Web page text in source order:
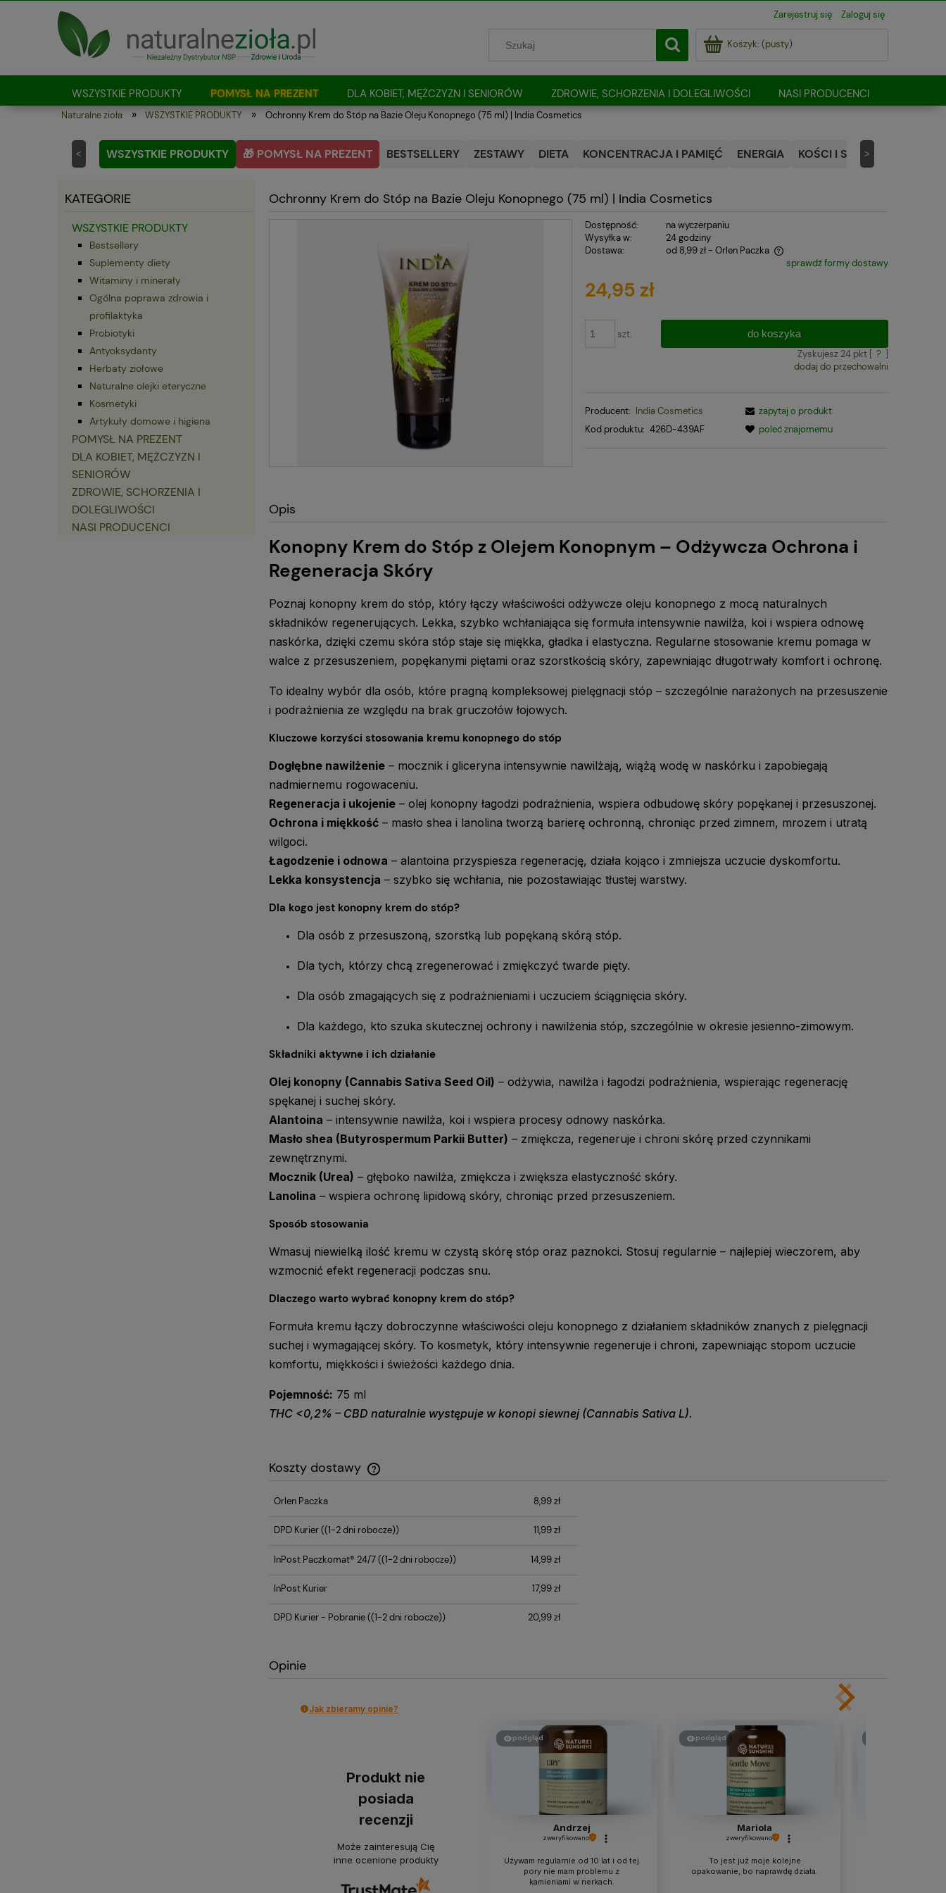
Zarejestruj się Zaloguj się
Koszyk: (pusty)
WSZYSTKIE PRODUKTY POMYSŁ NA PREZENT DLA KOBIET, MĘŻCZYZN I SENIORÓW ZDROWIE, SCHORZENIA I DOLEGLIWOŚCI
NASI PRODUCENCI
Jak kupować?
Naturalne zioła » WSZYSTKIE PRODUKTY » Ochronny Krem do Stóp na Bazie Oleju Konopnego (75 ml) | India Cosmetics
WSZYSTKIE PRODUKTY 🎁 POMYSŁ NA PREZENT BESTSELLERY ZESTAWY DIETA KONCENTRACJA I PAMIĘĆ ENERGIA KOŚCI I STAWY
< >
KATEGORIE
WSZYSTKIE PRODUKTY
Bestsellery
Suplementy diety
Witaminy i minerały
Ogólna poprawa zdrowia i
profilaktyka
Probiotyki
Antyoksydanty
Herbaty ziołowe
Naturalne olejki eteryczne
Kosmetyki
Artykuły domowe i higiena
POMYSŁ NA PREZENT
DLA KOBIET, MĘŻCZYZN I
SENIORÓW
ZDROWIE, SCHORZENIA I
DOLEGLIWOŚCI
NASI PRODUCENCI
Ochronny Krem do Stóp na Bazie Oleju Konopnego (75 ml) | India Cosmetics
Dostępność:
na wyczerpaniu
Wysyłka w:
24 godziny
Dostawa:
od 8,99 zł - Orlen Paczka
Cena nie zawiera ewentualnych kosztów
płatności
sprawdź formy dostawy
24,95 zł
szt.
do koszyka
Zyskujesz 24pkt [ ? ]
dodaj do przechowalni
Producent: India Cosmetics
Kod produktu: 426D-439AF
zapytaj o produkt
poleć znajomemu
Opis
Konopny Krem do Stóp z Olejem Konopnym – Odżywcza Ochrona i
Regeneracja Skóry
Poznaj konopny krem do stóp, który łączy właściwości odżywcze oleju konopnego z mocą naturalnych
składników regenerujących. Lekka, szybko wchłaniająca się formuła intensywnie nawilża, koi i wspiera odnowę
naskórka, dzięki czemu skóra stóp staje się miękka, gładka i elastyczna. Regularne stosowanie kremu pomaga w
walce z przesuszeniem, popękanymi piętami oraz szorstkością skóry, zapewniając długotrwały komfort i ochronę.
To idealny wybór dla osób, które pragną kompleksowej pielęgnacji stóp – szczególnie narażonych na przesuszenie
i podrażnienia ze względu na brak gruczołów łojowych.
Kluczowe korzyści stosowania kremu konopnego do stóp
Dogłębne nawilżenie – mocznik i gliceryna intensywnie nawilżają, wiążą wodę w naskórku i zapobiegają
nadmiernemu rogowaceniu.
Regeneracja i ukojenie – olej konopny łagodzi podrażnienia, wspiera odbudowę skóry popękanej i przesuszonej.
Ochrona i miękkość – masło shea i lanolina tworzą barierę ochronną, chroniąc przed zimnem, mrozem i utratą
wilgoci.
Łagodzenie i odnowa – alantoina przyspiesza regenerację, działa kojąco i zmniejsza uczucie dyskomfortu.
Lekka konsystencja – szybko się wchłania, nie pozostawiając tłustej warstwy.
Dla kogo jest konopny krem do stóp?
Dla osób z przesuszoną, szorstką lub popękaną skórą stóp.
Dla tych, którzy chcą zregenerować i zmiękczyć twarde pięty.
Dla osób zmagających się z podrażnieniami i uczuciem ściągnięcia skóry.
Dla każdego, kto szuka skutecznej ochrony i nawilżenia stóp, szczególnie w okresie jesienno-zimowym.
Składniki aktywne i ich działanie
Olej konopny (Cannabis Sativa Seed Oil) – odżywia, nawilża i łagodzi podrażnienia, wspierając regenerację
spękanej i suchej skóry.
Alantoina – intensywnie nawilża, koi i wspiera procesy odnowy naskórka.
Masło shea (Butyrospermum Parkii Butter) – zmiękcza, regeneruje i chroni skórę przed czynnikami
zewnętrznymi.
Mocznik (Urea) – głęboko nawilża, zmiękcza i zwiększa elastyczność skóry.
Lanolina – wspiera ochronę lipidową skóry, chroniąc przed przesuszeniem.
Sposób stosowania
Wmasuj niewielką ilość kremu w czystą skórę stóp oraz paznokci. Stosuj regularnie – najlepiej wieczorem, aby
wzmocnić efekt regeneracji podczas snu.
Dlaczego warto wybrać konopny krem do stóp?
Formuła kremu łączy dobroczynne właściwości oleju konopnego z działaniem składników znanych z pielęgnacji
suchej i wymagającej skóry. To kosmetyk, który intensywnie regeneruje i chroni, zapewniając stopom uczucie
komfortu, miękkości i świeżości każdego dnia.
Pojemność: 75 ml
THC <0,2% – CBD naturalnie występuje w konopi siewnej (Cannabis Sativa L).
Koszty dostawy
Cena nie zawiera ewentualnych kosztów
Orlen Paczka 8,99 zł
DPD Kurier((1-2 dni robocze)) 11,99 zł
InPost Paczkomat® 24/7((1-2 dni robocze)) 14,99 zł
InPost Kurier 17,99 zł
DPD Kurier - Pobranie((1-2 dni robocze)) 20,99 zł
Opinie
Jak zbieramy opinie?
Produkt nie
posiada
recenzji
Może zainteresują Cię
inne ocenione produkty
podgląd
Andrzej
zweryfikowano
Używam regularnie od 10 lat i od tej
pory nie mam problemu z
kamieniami w nerkach.
podgląd
Mariola
zweryfikowano
To jest już moje kolejne
opakowanie, bo naprawdę działa.